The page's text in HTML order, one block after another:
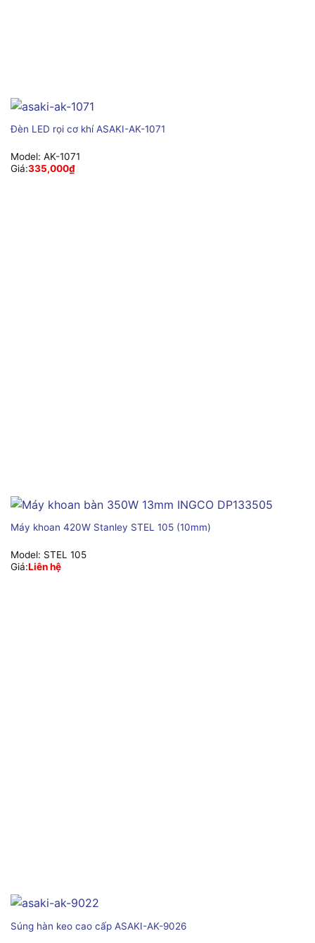
Đèn LED rọi cơ khí ASAKI-AK-1071
Model: AK-1071
Giá:335,000₫
Máy khoan 420W Stanley STEL 105 (10mm)
Model: STEL 105
Giá:Liên hệ
Súng hàn keo cao cấp ASAKI-AK-9026